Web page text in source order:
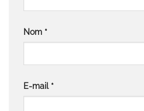
Nom *
E-mail *